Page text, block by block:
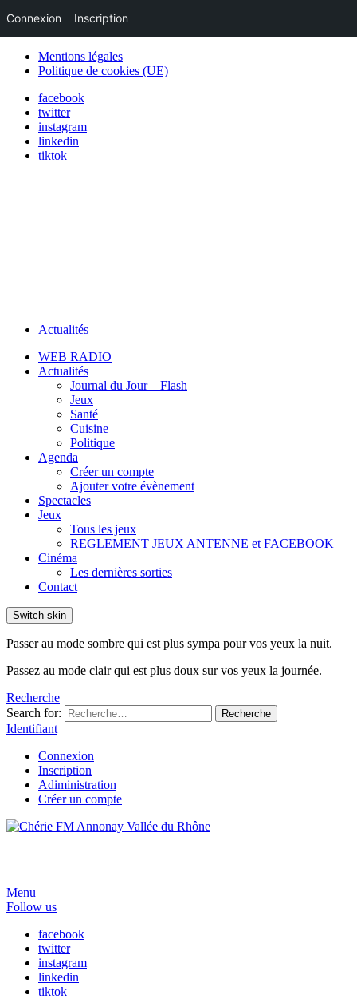
Mentions légales
Politique de cookies (UE)
facebook
twitter
instagram
linkedin
tiktok
Actualités
WEB RADIO
Actualités
Journal du Jour – Flash
Jeux
Santé
Cuisine
Politique
Agenda
Créer un compte
Ajouter votre évènement
Spectacles
Jeux
Tous les jeux
REGLEMENT JEUX ANTENNE et FACEBOOK
Cinéma
Les dernières sorties
Contact
Switch skin
Passer au mode sombre qui est plus sympa pour vos yeux la nuit.
Passez au mode clair qui est plus doux sur vos yeux la journée.
Recherche
Search for:
Recherche
Identifiant
Connexion
Inscription
Adiministration
Créer un compte
Menu
Follow us
facebook
twitter
instagram
linkedin
tiktok
Connexion Inscription